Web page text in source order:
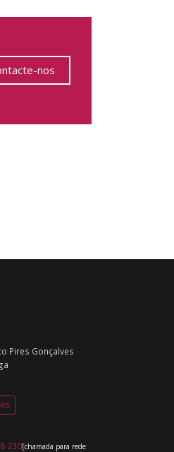
nos
Pires Gonçalves
230[chamada para rede